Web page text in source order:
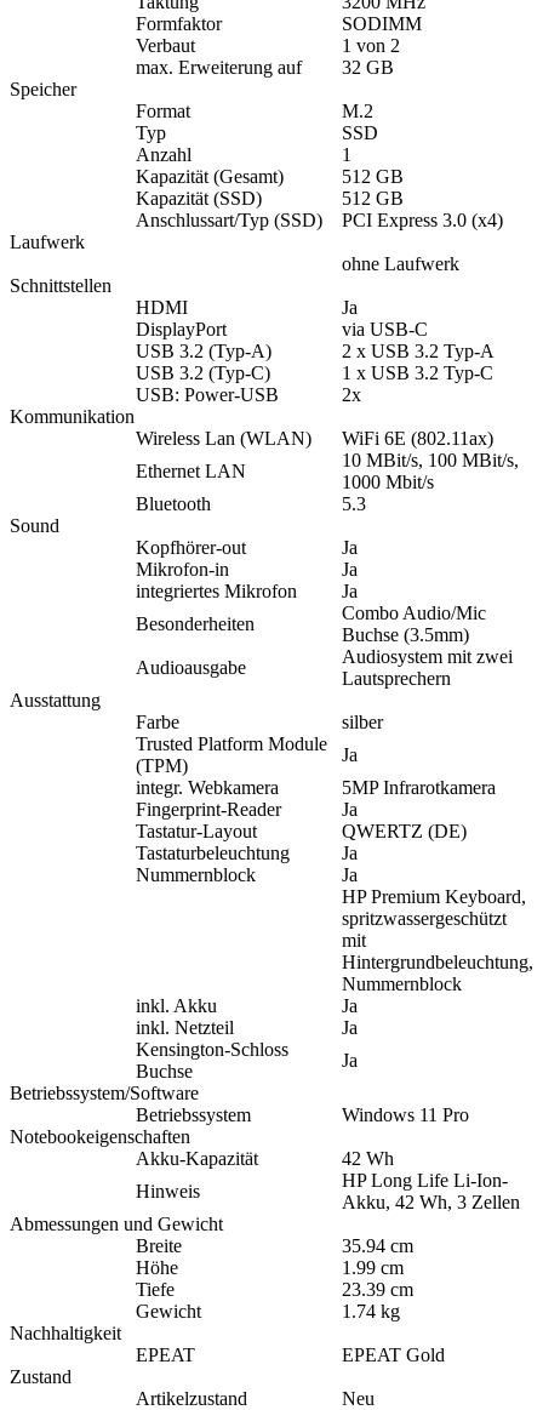
Formfaktor
SODIMM
Verbaut
1 von 2
max. Erweiterung auf
32 GB
Speicher
Format
M.2
Typ
SSD
Anzahl
1
Kapazität (Gesamt)
512 GB
Kapazität (SSD)
512 GB
Anschlussart/Typ (SSD)
PCI Express 3.0 (x4)
Laufwerk
ohne Laufwerk
Schnittstellen
HDMI
Ja
DisplayPort
via USB-C
USB 3.2 (Typ-A)
2 x USB 3.2 Typ-A
USB 3.2 (Typ-C)
1 x USB 3.2 Typ-C
USB: Power-USB
2x
Kommunikation
Wireless Lan (WLAN)
WiFi 6E (802.11ax)
Ethernet LAN
10 MBit/s, 100 MBit/s,
1000 Mbit/s
Bluetooth
5.3
Sound
Kopfhörer-out
Ja
Mikrofon-in
Ja
integriertes Mikrofon
Ja
Besonderheiten
Combo Audio/Mic
Buchse (3.5mm)
Audioausgabe
Audiosystem mit zwei
Lautsprechern
Ausstattung
Farbe
silber
Trusted Platform Module
(TPM)
Ja
integr. Webkamera
5MP Infrarotkamera
Fingerprint-Reader
Ja
Tastatur-Layout
QWERTZ (DE)
Tastaturbeleuchtung
Ja
Nummernblock
Ja
HP Premium Keyboard,
spritzwassergeschützt
mit
Hintergrundbeleuchtung,
Nummernblock
inkl. Akku
Ja
inkl. Netzteil
Ja
Kensington-Schloss
Buchse
Ja
Betriebssystem/Software
Betriebssystem
Windows 11 Pro
Notebookeigenschaften
Akku-Kapazität
42 Wh
Hinweis
HP Long Life Li-Ion-
Akku, 42 Wh, 3 Zellen
Abmessungen und Gewicht
Breite
35.94 cm
Höhe
1.99 cm
Tiefe
23.39 cm
Gewicht
1.74 kg
Nachhaltigkeit
EPEAT
EPEAT Gold
Zustand
Artikelzustand
Neu